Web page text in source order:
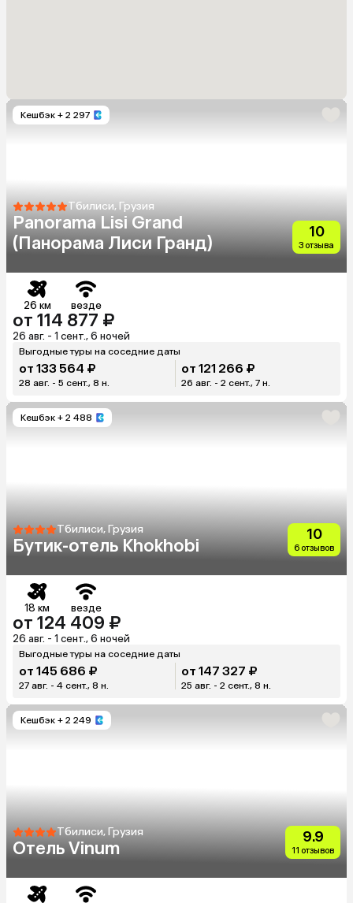
Кешбэк + 2 297
Тбилиси, Грузия
Panorama Lisi Grand
(Панорама Лиси Гранд)
10
3 отзыва
26 км везде
от 114 877 ₽
26 авг. - 1 сент., 6 ночей
Выгодные туры на соседние даты
от 133 564 ₽
28 авг. - 5 сент., 8 н.
от 121 266 ₽
26 авг. - 2 сент., 7 н.
Кешбэк + 2 488
Тбилиси, Грузия
Бутик-отель Khokhobi
10
6 отзывов
18 км везде
от 124 409 ₽
26 авг. - 1 сент., 6 ночей
Выгодные туры на соседние даты
от 145 686 ₽
27 авг. - 4 сент., 8 н.
от 147 327 ₽
25 авг. - 2 сент., 8 н.
Кешбэк + 2 249
Тбилиси, Грузия
Отель Vinum
9.9
11 отзывов